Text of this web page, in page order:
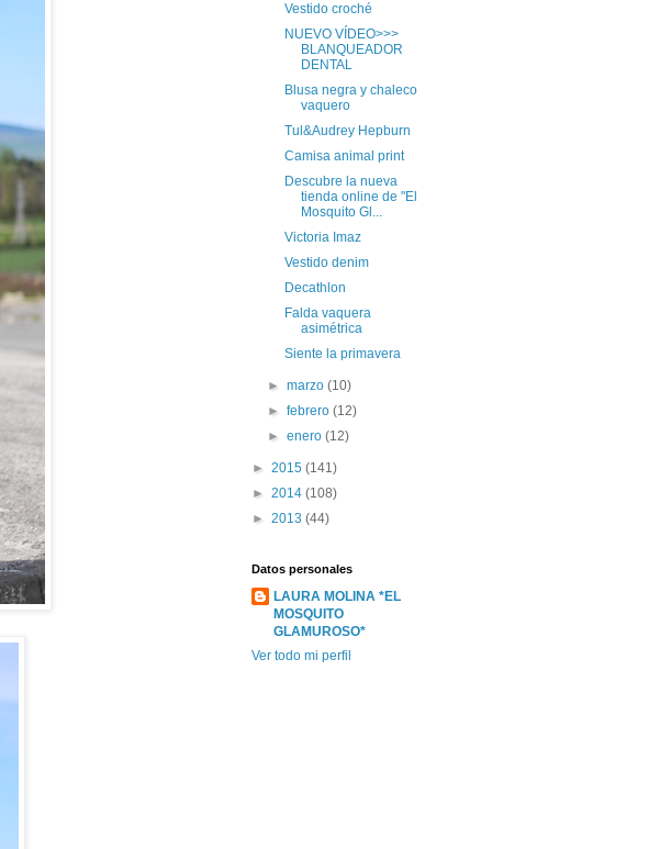
Vestido croché
NUEVO VÍDEO>>>
BLANQUEADOR
DENTAL
Blusa negra y chaleco
vaquero
Tul&Audrey Hepburn
Camisa animal print
Descubre la nueva
tienda online de "El
Mosquito Gl...
Victoria Imaz
Vestido denim
Decathlon
Falda vaquera
asimétrica
Siente la primavera
►marzo(10)
►febrero(12)
►enero(12)
► 2015 (141)
► 2014 (108)
► 2013 (44)
Datos personales
LAURA MOLINA *EL
MOSQUITO
GLAMUROSO*
Ver todo mi perfil